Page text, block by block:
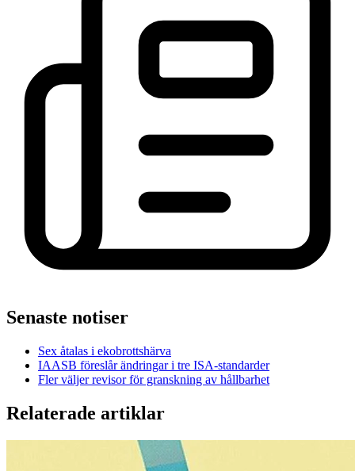
Senaste notiser
Sex åtalas i ekobrottshärva
IAASB föreslår ändringar i tre ISA-standarder
Fler väljer revisor för granskning av hållbarhet
Relaterade artiklar